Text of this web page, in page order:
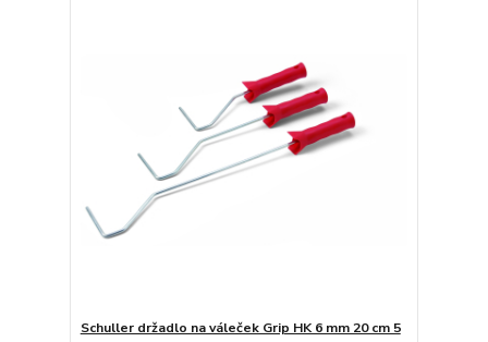
Schuller držadlo na váleček Grip HK 6 mm 20 cm 5